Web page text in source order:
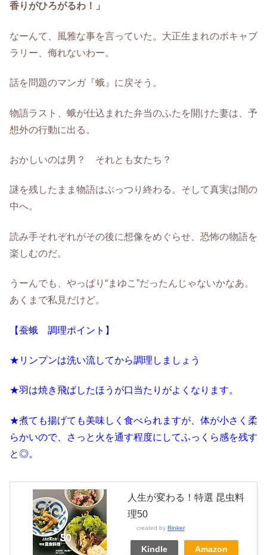
香りがひろがるわ！」
なーんて、風雅な事を言っていた。大正生まれのボキャブ
ラリー、侮れないわー。
話を問題のマンガ『蛾』に戻そう。
物語ラスト、蛾が仕込まれた弁当のふたを開けた妻は、予
想外の行動に出る。
おかしいのは男？ それとも女たち？
謎を残したまま物語はぶっつり終わる。そして真実は闇の
中へ。
読み手それぞれがその後に想像をめぐらせ、恐怖の物語を
楽しむのだ。
うーんでも、やっぱり“まゆこ”だったんじゃないかなあ。
あくまで私見だけど。
【蚕蛾 調理ポイント】
★リンプンは洗い流してから調理しましょう
★羽は焼き飛ばしたほうが口当たりがよくなります。
★煮ても揚げても美味しく食べられますが、体が小さく柔
らかいので、さっと火を通す程度にしてふっくら感を残す
と◎。
人生が変わる！特選 昆虫料
理50
created by Rinker
Kindle Amazon